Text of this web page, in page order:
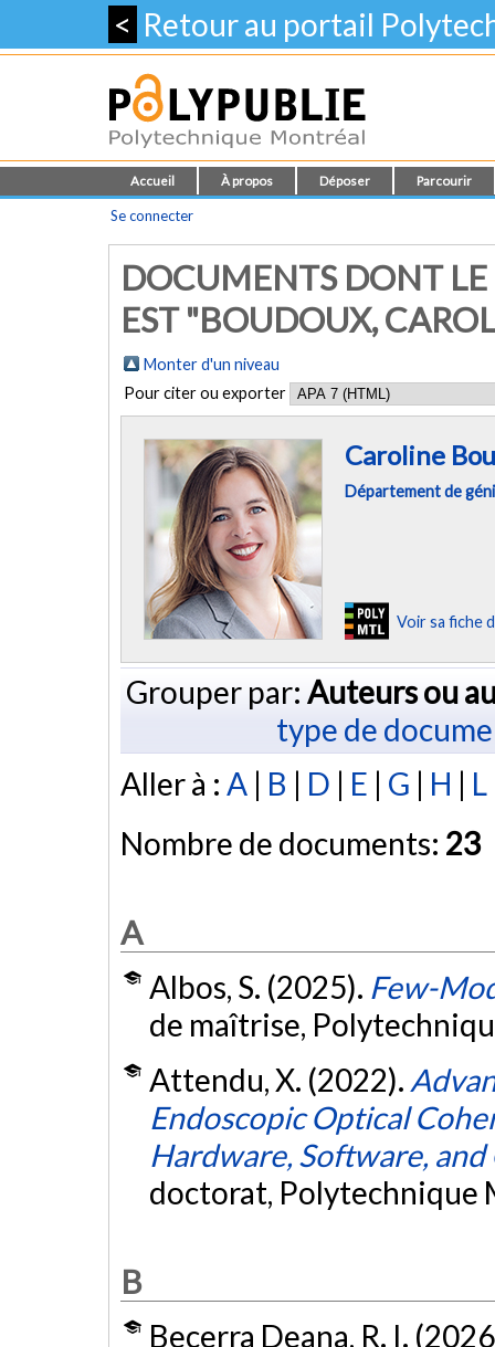
< Retour au portail
Accueil À propos Déposer Parcourir
Se connecter
DOCUMENTS DONT
EST "BOUDOUX,
Monter d'un niveau
Pour citer ou exporter
Caroline
Département de
Voir sa fiche
Grouper par: Auteurs ou
type de
Aller à : A | B | D | E | G | H | L
Nombre de documents: 23
A
Albos, S. (2025). Few-
de maîtrise,
Attendu, X. (2022).
Endoscopic Optical
Hardware, Software,
doctorat, Polytechnique
B
Becerra Deana, R. I.